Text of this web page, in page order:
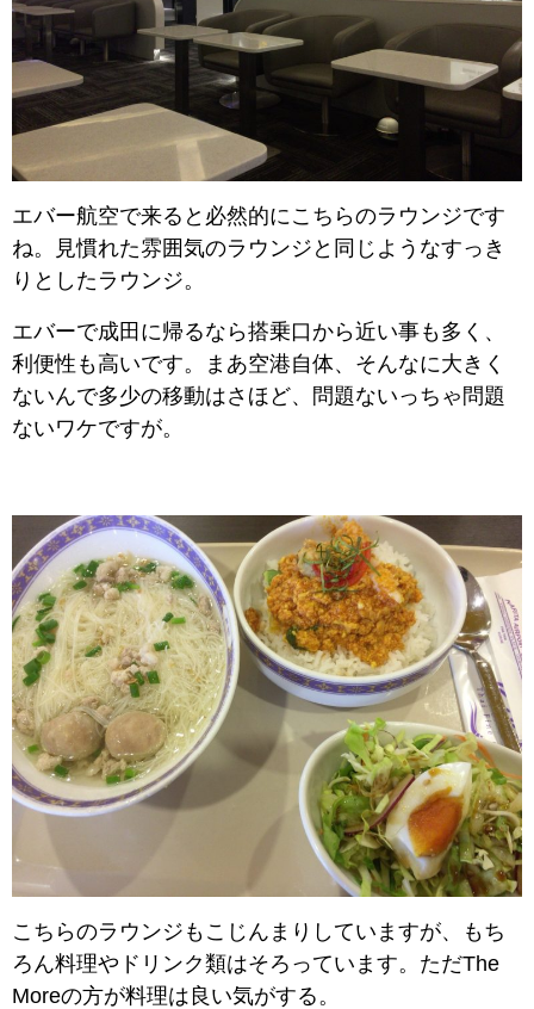
エバー航空で来ると必然的にこちらのラウンジです
ね。見慣れた雰囲気のラウンジと同じようなすっき
りとしたラウンジ。
エバーで成田に帰るなら搭乗口から近い事も多く、
利便性も高いです。まあ空港自体、そんなに大きく
ないんで多少の移動はさほど、問題ないっちゃ問題
ないワケですが。
こちらのラウンジもこじんまりしていますが、もち
ろん料理やドリンク類はそろっています。ただThe
Moreの方が料理は良い気がする。